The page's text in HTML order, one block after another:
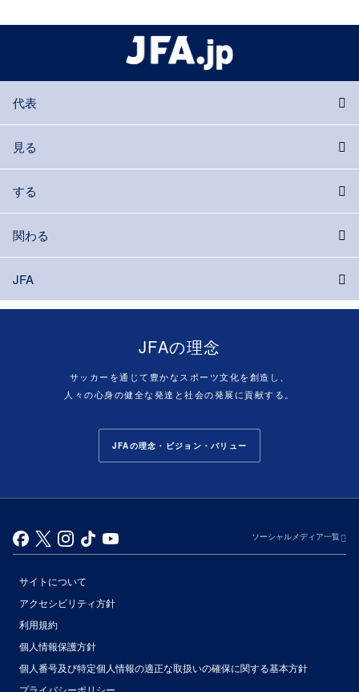
代表
見る
する
関わる
JFA
JFAの理念
サッカーを通じて豊かなスポーツ文化を創造し、
人々の心身の健全な発達と社会の発展に貢献する。
JFAの理念・ビジョン・バリュー
ソーシャルメディア一覧
サイトについて
アクセシビリティ方針
利用規約
個人情報保護方針
個人番号及び特定個人情報の適正な取扱いの確保に関する基本方針